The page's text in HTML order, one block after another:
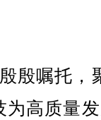
嘱托，
为高质量